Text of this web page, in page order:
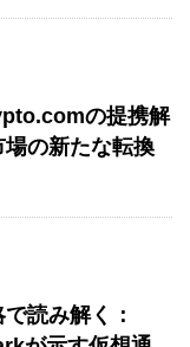
の提携解
の新たな転換
読み解く：